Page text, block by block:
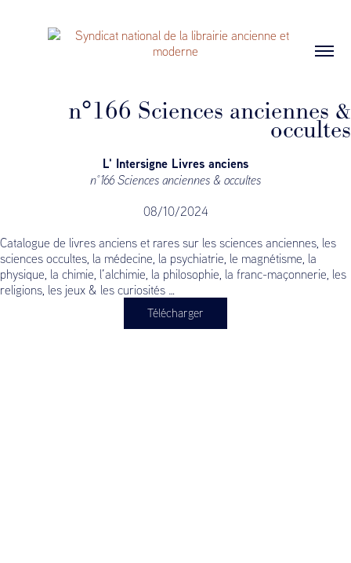
n°166 Sciences anciennes &
occultes
L' Intersigne Livres anciens
n°166 Sciences anciennes & occultes
08/10/2024
Catalogue de livres anciens et rares sur les sciences anciennes, les
sciences occultes, la médecine, la psychiatrie, le magnétisme, la
physique, la chimie, l’alchimie, la philosophie, la franc-maçonnerie, les
religions, les jeux & les curiosités …
Télécharger